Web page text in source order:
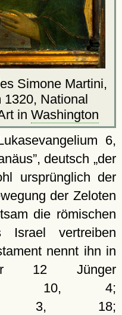
Simone Martini,
1320, National
in Washington
6,
, deutsch der
ursprünglich der
der Zeloten
die römischen
Israel vertreiben
nennt ihn in
12 Jünger
10, 4;
3, 18;